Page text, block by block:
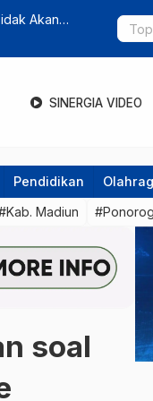
Motis
Madiun
SINERGIA VIDEO
Pendidikan
Madiun
soal